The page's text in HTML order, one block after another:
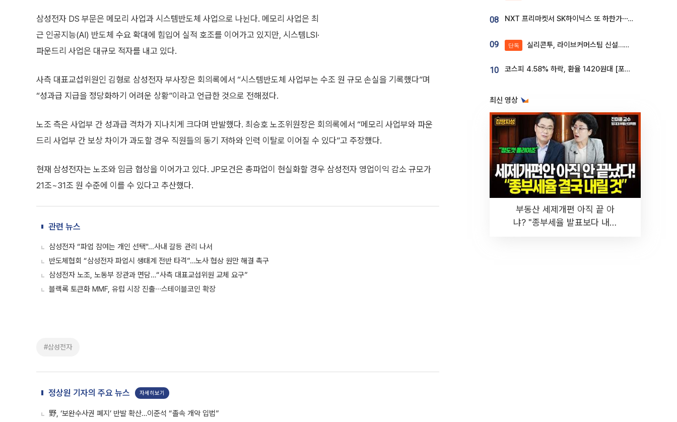
삼성전자 DS 부문은 메모리 사업과 시스템반도체 사업으로 나뉜다. 메모리 사업은 최
근 인공지능(AI) 반도체 수요 확대에 힘입어 실적 호조를 이어가고 있지만, 시스템LSI·
파운드리 사업은 대규모 적자를 내고 있다.
사측 대표교섭위원인 김형로 삼성전자 부사장은 회의록에서 “시스템반도체 사업부는 수조 원 규모 손실을 기록했다”며
“성과급 지급을 정당화하기 어려운 상황”이라고 언급한 것으로 전해졌다.
노조 측은 사업부 간 성과급 격차가 지나치게 크다며 반발했다. 최승호 노조위원장은 회의록에서 “메모리 사업부와 파운
드리 사업부 간 보상 차이가 과도할 경우 직원들의 동기 저하와 인력 이탈로 이어질 수 있다”고 주장했다.
현재 삼성전자는 노조와 임금 협상을 이어가고 있다. JP모건은 총파업이 현실화할 경우 삼성전자 영업이익 감소 규모가
21조~31조 원 수준에 이를 수 있다고 추산했다.
관련 뉴스
삼성전자 “파업 참여는 개인 선택"...사내 갈등 관리 나서
반도체협회 “삼성전자 파업시 생태계 전반 타격”…노사 협상 원만 해결 촉구
삼성전자 노조, 노동부 장관과 면담…“사측 대표교섭위원 교체 요구”
블랙록 토큰화 MMF, 유럽 시장 진출∙∙∙스테이블코인 확장
#삼성전자
정상원 기자의 주요 뉴스 자세히보기
野, ‘보완수사권 폐지’ 반발 확산…이준석 “졸속 개악 입법”
08 NXT 프리마켓서 SK하이닉스 또 하한가⋯‘11주 거래’에 시초가 왜곡
09 단독 실리콘투, 라이브커머스팀 신설…K뷰티 ‘글로벌 판매망’ 확대[K뷰티 라방戰]
10 코스피 4.58% 하락, 환율 1420원대 [포토]
최신 영상
부동산 세제개편 아직 끝 아
냐? "종부세율 발표보다 내릴